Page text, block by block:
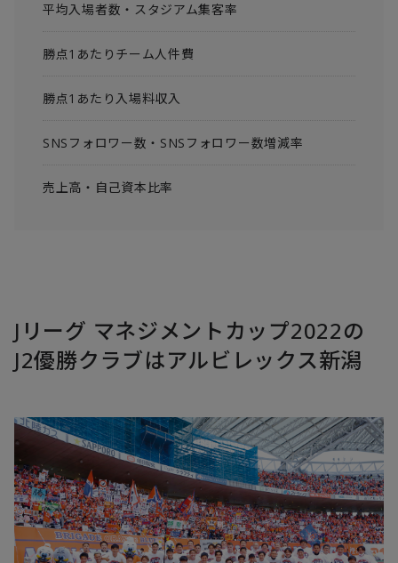
平均入場者数・スタジアム集客率
勝点1あたりチーム人件費
勝点1あたり入場料収入
SNSフォロワー数・SNSフォロワー数増減率
売上高・自己資本比率
Jリーグ マネジメントカップ2022の
J2優勝クラブはアルビレックス新潟